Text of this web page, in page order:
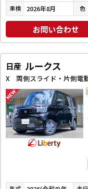
車検 2026年8月 色
お問い合わせ
日産 ルークス